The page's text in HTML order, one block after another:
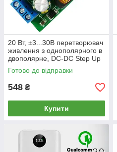
20 Вт, ±3...30В перетворювач
живлення з однополярного в
двополярне, DC-DC Step Up
конвертер, модуль, плата
Готово до відправки
548 ₴
Купити